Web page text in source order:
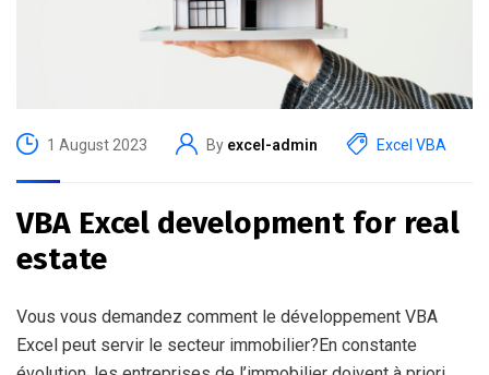
1 August 2023 By excel-admin Excel VBA
VBA Excel development for real
estate
Vous vous demandez comment le développement VBA
Excel peut servir le secteur immobilier?En constante